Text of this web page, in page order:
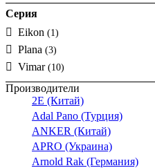
Серия
Eikon (1)
Plana (3)
Vimar (10)
Производители
2E (Китай)
Adal Pano (Турция)
ANKER (Китай)
APRO (Украина)
Arnold Rak (Германия)